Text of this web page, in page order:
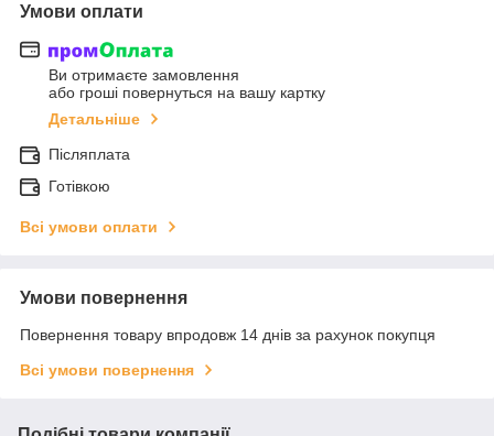
Умови оплати
Ви отримаєте замовлення
або гроші повернуться на вашу картку
Детальніше
Післяплата
Готівкою
Всі умови оплати
Умови повернення
Повернення товару впродовж 14 днів за рахунок покупця
Всі умови повернення